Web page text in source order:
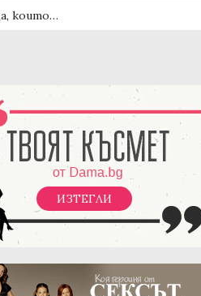
които…
ИЗТЕГЛИ